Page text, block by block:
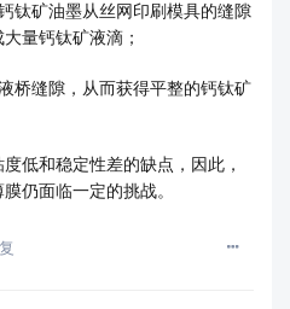
钛矿油墨从丝网印刷模具的缝隙
量钙钛矿液滴；
桥缝隙，从而获得平整的钙钛矿
低和稳定性差的缺点，因此，
仍面临一定的挑战。